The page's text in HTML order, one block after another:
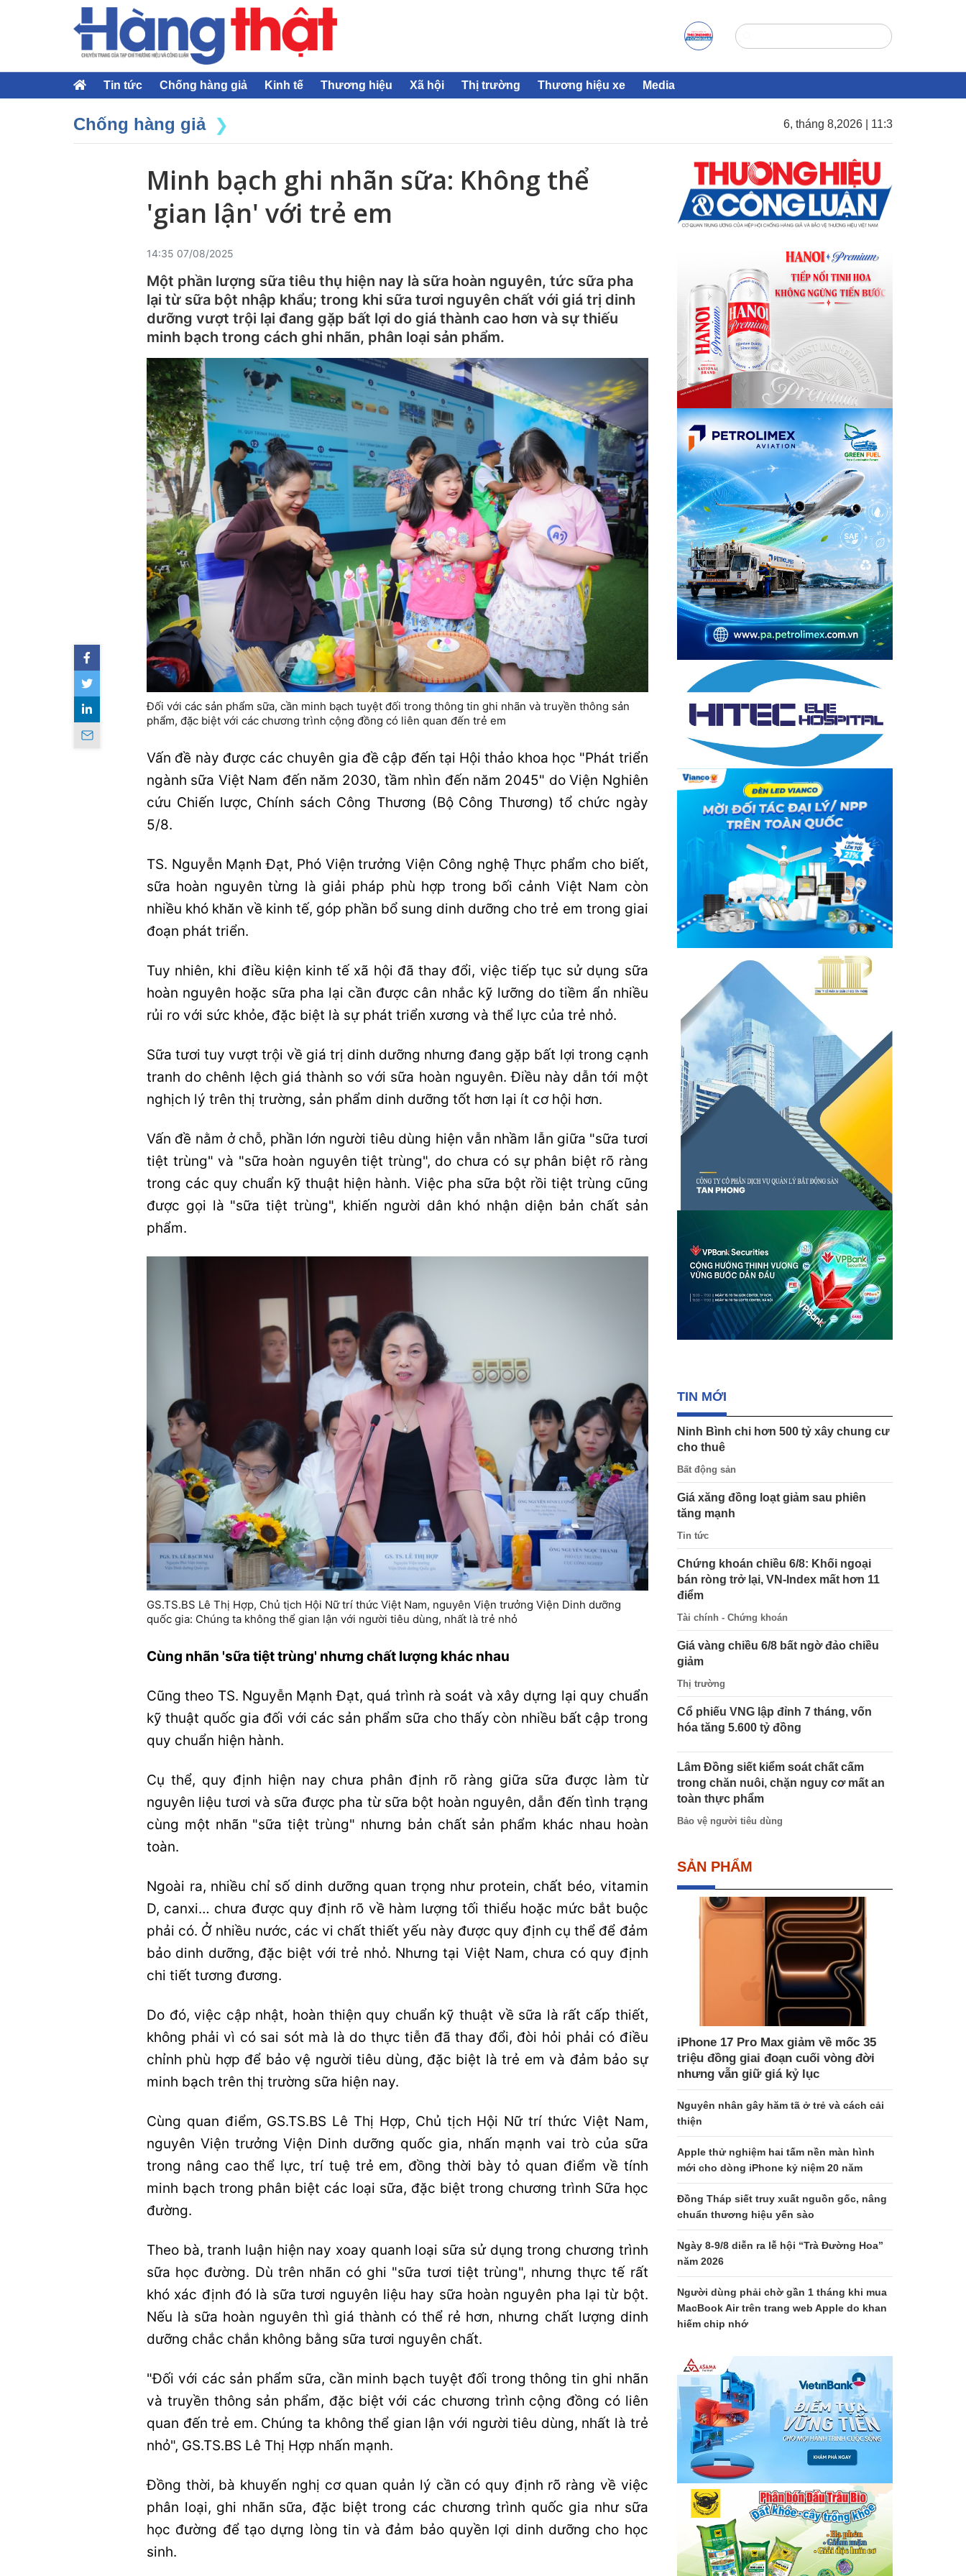
Tin tức Chống hàng giả Kinh tế Thương hiệu Xã hội Thị trường Thương hiệu xe Media
Chống hàng giả 6, tháng 8,2026 | 11:3
Minh bạch ghi nhãn sữa: Không thể
'gian lận' với trẻ em
14:35 07/08/2025
Một phần lượng sữa tiêu thụ hiện nay là sữa hoàn nguyên, tức sữa pha
lại từ sữa bột nhập khẩu; trong khi sữa tươi nguyên chất với giá trị dinh
dưỡng vượt trội lại đang gặp bất lợi do giá thành cao hơn và sự thiếu
minh bạch trong cách ghi nhãn, phân loại sản phẩm.
Đối với các sản phẩm sữa, cần minh bạch tuyệt đối trong thông tin ghi nhãn và truyền thông sản
phẩm, đặc biệt với các chương trình cộng đồng có liên quan đến trẻ em
Vấn đề này được các chuyên gia đề cập đến tại Hội thảo khoa học "Phát triển
ngành sữa Việt Nam đến năm 2030, tầm nhìn đến năm 2045" do Viện Nghiên
cứu Chiến lược, Chính sách Công Thương (Bộ Công Thương) tổ chức ngày
5/8.
TS. Nguyễn Mạnh Đạt, Phó Viện trưởng Viện Công nghệ Thực phẩm cho biết,
sữa hoàn nguyên từng là giải pháp phù hợp trong bối cảnh Việt Nam còn
nhiều khó khăn về kinh tế, góp phần bổ sung dinh dưỡng cho trẻ em trong giai
đoạn phát triển.
Tuy nhiên, khi điều kiện kinh tế xã hội đã thay đổi, việc tiếp tục sử dụng sữa
hoàn nguyên hoặc sữa pha lại cần được cân nhắc kỹ lưỡng do tiềm ẩn nhiều
rủi ro với sức khỏe, đặc biệt là sự phát triển xương và thể lực của trẻ nhỏ.
Sữa tươi tuy vượt trội về giá trị dinh dưỡng nhưng đang gặp bất lợi trong cạnh
tranh do chênh lệch giá thành so với sữa hoàn nguyên. Điều này dẫn tới một
nghịch lý trên thị trường, sản phẩm dinh dưỡng tốt hơn lại ít cơ hội hơn.
Vấn đề nằm ở chỗ, phần lớn người tiêu dùng hiện vẫn nhầm lẫn giữa "sữa tươi
tiệt trùng" và "sữa hoàn nguyên tiệt trùng", do chưa có sự phân biệt rõ ràng
trong các quy chuẩn kỹ thuật hiện hành. Việc pha sữa bột rồi tiệt trùng cũng
được gọi là "sữa tiệt trùng", khiến người dân khó nhận diện bản chất sản
phẩm.
GS.TS.BS Lê Thị Hợp, Chủ tịch Hội Nữ trí thức Việt Nam, nguyên Viện trưởng Viện Dinh dưỡng
quốc gia: Chúng ta không thể gian lận với người tiêu dùng, nhất là trẻ nhỏ
Cùng nhãn 'sữa tiệt trùng' nhưng chất lượng khác nhau
Cũng theo TS. Nguyễn Mạnh Đạt, quá trình rà soát và xây dựng lại quy chuẩn
kỹ thuật quốc gia đối với các sản phẩm sữa cho thấy còn nhiều bất cập trong
quy chuẩn hiện hành.
Cụ thể, quy định hiện nay chưa phân định rõ ràng giữa sữa được làm từ
nguyên liệu tươi và sữa được pha từ sữa bột hoàn nguyên, dẫn đến tình trạng
cùng một nhãn "sữa tiệt trùng" nhưng bản chất sản phẩm khác nhau hoàn
toàn.
Ngoài ra, nhiều chỉ số dinh dưỡng quan trọng như protein, chất béo, vitamin
D, canxi… chưa được quy định rõ về hàm lượng tối thiểu hoặc mức bắt buộc
phải có. Ở nhiều nước, các vi chất thiết yếu này được quy định cụ thể để đảm
bảo dinh dưỡng, đặc biệt với trẻ nhỏ. Nhưng tại Việt Nam, chưa có quy định
chi tiết tương đương.
Do đó, việc cập nhật, hoàn thiện quy chuẩn kỹ thuật về sữa là rất cấp thiết,
không phải vì có sai sót mà là do thực tiễn đã thay đổi, đòi hỏi phải có điều
chỉnh phù hợp để bảo vệ người tiêu dùng, đặc biệt là trẻ em và đảm bảo sự
minh bạch trên thị trường sữa hiện nay.
Cùng quan điểm, GS.TS.BS Lê Thị Hợp, Chủ tịch Hội Nữ trí thức Việt Nam,
nguyên Viện trưởng Viện Dinh dưỡng quốc gia, nhấn mạnh vai trò của sữa
trong nâng cao thể lực, trí tuệ trẻ em, đồng thời bày tỏ quan điểm về tính
minh bạch trong phân biệt các loại sữa, đặc biệt trong chương trình Sữa học
đường.
Theo bà, tranh luận hiện nay xoay quanh loại sữa sử dụng trong chương trình
sữa học đường. Dù trên nhãn có ghi "sữa tươi tiệt trùng", nhưng thực tế rất
khó xác định đó là sữa tươi nguyên liệu hay sữa hoàn nguyên pha lại từ bột.
Nếu là sữa hoàn nguyên thì giá thành có thể rẻ hơn, nhưng chất lượng dinh
dưỡng chắc chắn không bằng sữa tươi nguyên chất.
"Đối với các sản phẩm sữa, cần minh bạch tuyệt đối trong thông tin ghi nhãn
và truyền thông sản phẩm, đặc biệt với các chương trình cộng đồng có liên
quan đến trẻ em. Chúng ta không thể gian lận với người tiêu dùng, nhất là trẻ
nhỏ", GS.TS.BS Lê Thị Hợp nhấn mạnh.
Đồng thời, bà khuyến nghị cơ quan quản lý cần có quy định rõ ràng về việc
phân loại, ghi nhãn sữa, đặc biệt trong các chương trình quốc gia như sữa
học đường để tạo dựng lòng tin và đảm bảo quyền lợi dinh dưỡng cho học
sinh.
TIN MỚI
Ninh Bình chi hơn 500 tỷ xây chung cư
cho thuê
Bất động sản
Giá xăng đồng loạt giảm sau phiên
tăng mạnh
Tin tức
Chứng khoán chiều 6/8: Khối ngoại
bán ròng trở lại, VN-Index mất hơn 11
điểm
Tài chính - Chứng khoán
Giá vàng chiều 6/8 bất ngờ đảo chiều
giảm
Thị trường
Cổ phiếu VNG lập đỉnh 7 tháng, vốn
hóa tăng 5.600 tỷ đồng
Lâm Đồng siết kiểm soát chất cấm
trong chăn nuôi, chặn nguy cơ mất an
toàn thực phẩm
Bảo vệ người tiêu dùng
SẢN PHẨM
iPhone 17 Pro Max giảm về mốc 35
triệu đồng giai đoạn cuối vòng đời
nhưng vẫn giữ giá kỷ lục
Nguyên nhân gây hăm tã ở trẻ và cách cải
thiện
Apple thử nghiệm hai tấm nền màn hình
mới cho dòng iPhone kỷ niệm 20 năm
Đồng Tháp siết truy xuất nguồn gốc, nâng
chuẩn thương hiệu yến sào
Ngày 8-9/8 diễn ra lễ hội “Trà Đường Hoa”
năm 2026
Người dùng phải chờ gần 1 tháng khi mua
MacBook Air trên trang web Apple do khan
hiếm chip nhớ